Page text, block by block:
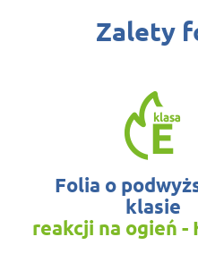
Zalety
Folia o
klasie
reakcji na ogień -